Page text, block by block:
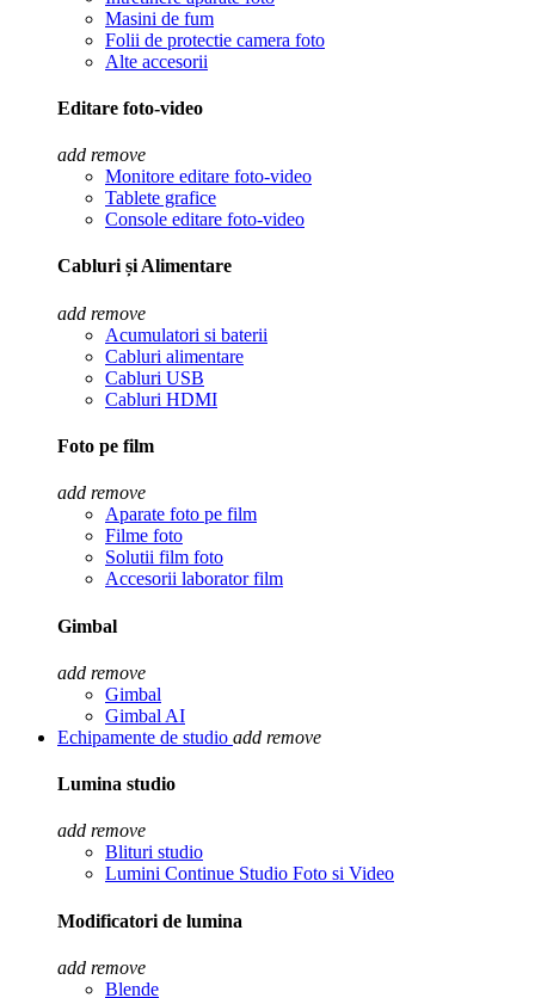
Masini de fum
Folii de protectie camera foto
Alte accesorii
Editare foto-video
add remove
Monitore editare foto-video
Tablete grafice
Console editare foto-video
Cabluri și Alimentare
add remove
Acumulatori si baterii
Cabluri alimentare
Cabluri USB
Cabluri HDMI
Foto pe film
add remove
Aparate foto pe film
Filme foto
Solutii film foto
Accesorii laborator film
Gimbal
add remove
Gimbal
Gimbal AI
Echipamente de studio add remove
Lumina studio
add remove
Blituri studio
Lumini Continue Studio Foto si Video
Modificatori de lumina
add remove
Blende